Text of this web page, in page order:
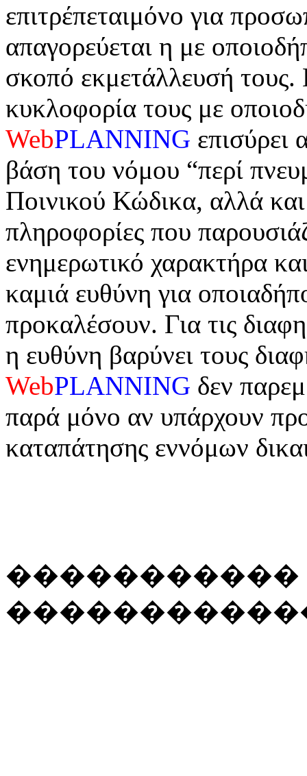
επιτρέπεταιμόνο για
απαγορεύεται η με
σκοπό εκμετάλλευσή
κυκλοφορία τους με
WebPLANNING επισύρει
βάση του νόμου “περί
Ποινικού Κώδικα, αλλά
πληροφορίες που
ενημερωτικό χαρακτήρα
καμιά ευθύνη για
προκαλέσουν. Για τις
η ευθύνη βαρύνει τους
WebPLANNING δεν
παρά μόνο αν υπάρχουν
καταπάτησης εννόμων
�����������